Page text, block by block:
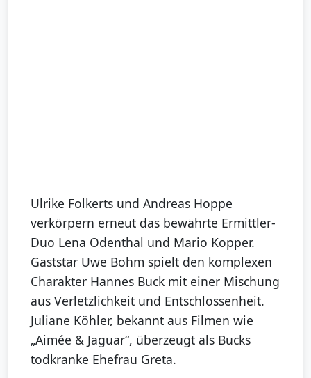
Ulrike Folkerts und Andreas Hoppe
verkörpern erneut das bewährte Ermittler-
Duo Lena Odenthal und Mario Kopper.
Gaststar Uwe Bohm spielt den komplexen
Charakter Hannes Buck mit einer Mischung
aus Verletzlichkeit und Entschlossenheit.
Juliane Köhler, bekannt aus Filmen wie
„Aimée & Jaguar“, überzeugt als Bucks
todkranke Ehefrau Greta.